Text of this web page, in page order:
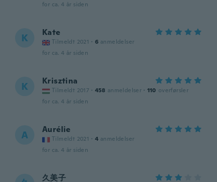
for ca. 4 år siden
K Kate
Tilmeldt 2021 · 6 anmeldelser
for ca. 4 år siden
K Krisztina
Tilmeldt 2017 · 458 anmeldelser · 110 overførsler
for ca. 4 år siden
A Aurélie
Tilmeldt 2021 · 4 anmeldelser
for ca. 4 år siden
久美子